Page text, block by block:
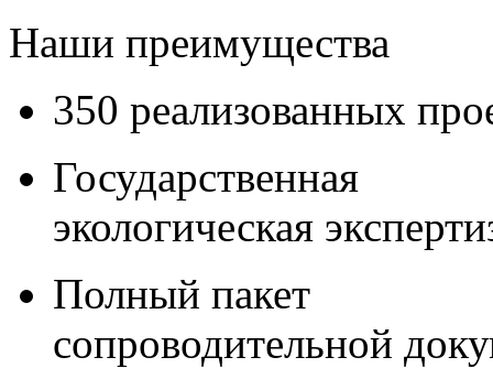
Наши преимущества
350 реализованных
Государственная
экологическая
Полный пакет
сопроводительной